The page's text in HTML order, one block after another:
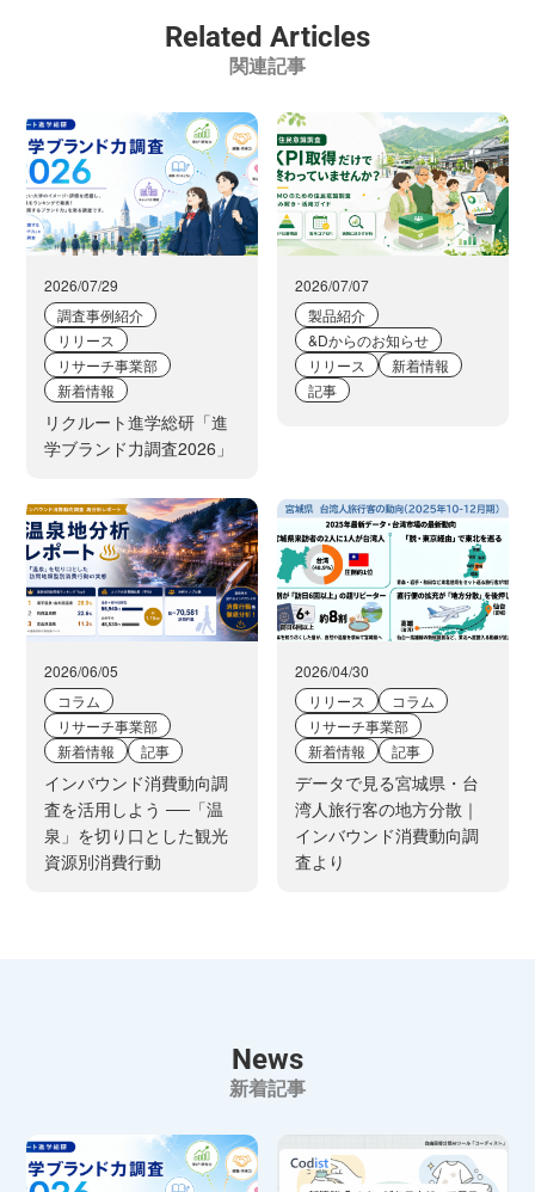
Related Articles
関連記事
2026/07/29
調査事例紹介
リリース
リサーチ事業部
新着情報
リクルート進学総研「進
学ブランド力調査2026」
2026/07/07
製品紹介
&Dからのお知らせ
リリース
新着情報
記事
2026/06/05
コラム
リサーチ事業部
新着情報
記事
インバウンド消費動向調
査を活用しよう ──「温
泉」を切り口とした観光
資源別消費行動
2026/04/30
リリース
コラム
リサーチ事業部
新着情報
記事
データで見る宮城県・台
湾人旅行客の地方分散｜
インバウンド消費動向調
査より
News
新着記事